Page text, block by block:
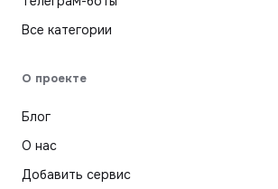
Все категории
О проекте
Блог
О нас
Добавить сервис